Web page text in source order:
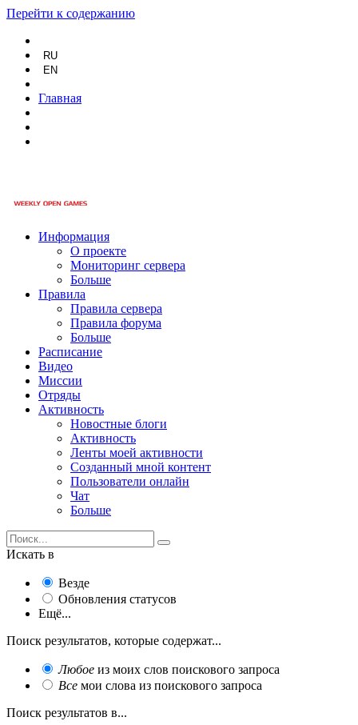
Перейти к содержанию
RU
EN
Главная
Информация
О проекте
Мониторинг сервера
Больше
Правила
Правила сервера
Правила форума
Больше
Расписание
Видео
Миссии
Отряды
Активность
Новостные блоги
Активность
Ленты моей активности
Созданный мной контент
Пользователи онлайн
Чат
Больше
Искать в
Везде
Обновления статусов
Ещё...
Поиск результатов, которые содержат...
Любое из моих слов поискового запроса
Все мои слова из поискового запроса
Поиск результатов в...